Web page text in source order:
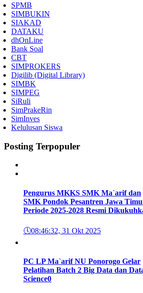
SPMB
SIMBUKIN
SIAKAD
DATAKU
dhOnLine
Bank Soal
CBT
SIMPROKERS
Digilib (Digital Library)
SIMBK
SIMPEG
SiRuli
SimPrakeRin
SimInves
Kelulusan Siswa
Posting Terpopuler
Pengurus MKKS SMK Ma`arif dan
SMK Pondok Pesantren Jawa
Periode 2025-2028 Resmi
🕔08:46:32, 31 Okt 2025
PC LP Ma`arif NU Ponorogo Gelar
Pelatihan Batch 2 Big Data dan
Science0